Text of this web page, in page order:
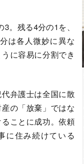
。残る4分の1を、
は各人微妙に異な
に容易に分割でき
弁護士は全国に散
の「放棄」ではな
ことに成功。依頼
に住み続けている